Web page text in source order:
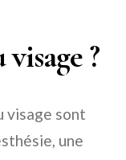
?
visage sont
une